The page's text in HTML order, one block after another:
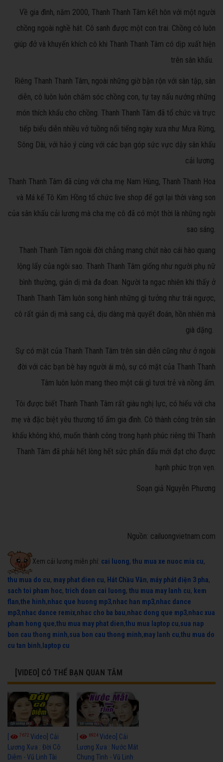
Về gia đình, năm 2000, Thanh Thanh Tâm kết hôn với một người
chồng ngoài nghề hát. Cô sanh được một con trai. Chồng cô luôn
giúp đở và khuyến khích cô khi Thanh Thanh Tâm có dịp xuất hiện
trên sân khấu.
Riêng Thanh Thanh Tâm, ngoài những giờ bận rộn với sàn tập, sàn
diễn, cô luôn luôn chăm sóc chồng con, tự tay nấu nướng những
món thích khẩu cho chồng. Thanh Thanh Tâm đã tổ chức và trực
tiếp biểu diễn nhiều vở tuồng nổi tiếng ngày xưa như Mưa Rừng,
Sông Dài, với hảo ý cùng với các bạn góp sức vực dậy sân khấu
cải lương.
Thanh Thanh Tâm đã cùng với cha mẹ Nam Hùng, Thanh Thanh Hoa
và Má kế Tô Kim Hồng tổ chức live shop để gợi lại thời vàng son
của sân khấu cải lương mà cha mẹ cô đã có một thời là những ngôi
sao sáng.
Thanh Thanh Tâm ngoài đời chẳng mang chút nào cái hào quang
lộng lẩy của ngôi sao. Thanh Thanh Tâm giống như người phụ nữ
bình thường, giản dị mà đa đoan. Người ta ngạc nhiên khi thấy ở
Thanh Thanh Tâm luôn song hành những gì tưởng như trái ngược,
cô rất giản dị mà sang cả, dịu dàng mà quyết đoán, hồn nhiên mà
già dặng.
Sự có mặt của Thanh Thanh Tâm trên sàn diễn cũng như ở ngoài
đời với các bạn bè hay người ái mộ, sự có mặt của Thanh Thanh
Tâm luôn luôn mang theo một cái gì tươi trẻ và nồng ấm.
Tôi được biết Thanh Thanh Tâm rất giàu nghị lực, có hiếu với cha
mẹ và đặc biệt yêu thương tổ ấm gia đình. Cô thành công trên sân
khấu không khó, muốn thành công trong hạnh phúc riêng thì Thanh
Thanh Tâm đã phải hết lòng hết sức phấn đấu mới đạt cho được
hạnh phúc trọn vẹn.
Soạn giả Nguyễn Phương
Nguồn: cailuongvietnam.com
Xem cải lương miễn phí: cai luong, thu mua xe nuoc mia cu,
thu mua do cu, may phat dien cu, Hát Chầu Văn, máy phát điện 3 pha,
sach toi pham hoc, trich doan cai luong, thu mua may lanh cu, kem
flan,the hinh,nhac que huong mp3,nhac han mp3,nhac dance
mp3,nhac dance remix,nhac cho ba bau,nhac dong que mp3,nhac xua
pham hong que,thu mua may phat dien,thu mua laptop cu,sua nap
bon cau thong minh,sua bon cau thong minh,may lanh cu,thu mua do
cu tan binh, laptop cu
[VIDEO] CÓ THỂ BẠN QUAN TÂM
7672 Video] Cải
Lương Xưa : Đời Cô
Diễm - Vũ Linh Tài
6924Video] Cải
Lương Xưa : Nước Mắt
Chung Tình - Vũ Linh